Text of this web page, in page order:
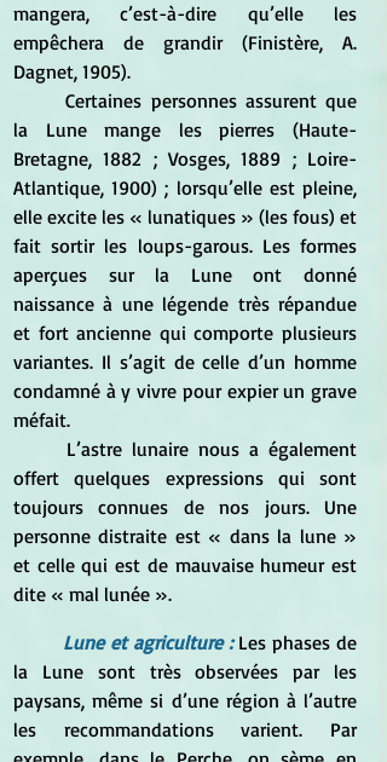
mangera, c’est-à-dire qu’elle les
empêchera de grandir (Finistère, A.
Dagnet, 1905).
	Certaines personnes assurent que
la Lune mange les pierres (Haute-
Bretagne, 1882 ; Vosges, 1889 ; Loire-
Atlantique, 1900) ; lorsqu’elle est pleine,
elle excite les « lunatiques » (les fous) et
fait sortir les loups-garous. Les formes
aperçues sur la Lune ont donné
naissance à une légende très répandue
et fort ancienne qui comporte plusieurs
variantes. Il s’agit de celle d’un homme
condamné à y vivre pour expier un grave
méfait.
offert quelques expressions qui sont
toujours connues de nos jours. Une
personne distraite est « dans la lune »
et celle qui est de mauvaise humeur est
dite « mal lunée ».
Lune et agriculture : Les phases de
la Lune sont très observées par les
paysans, même si d’une région à l’autre
les recommandations varient. Par